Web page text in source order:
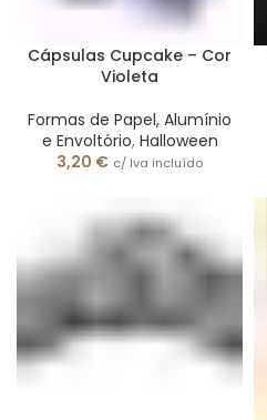
Cápsulas Cupcake – Cor
Violeta
Formas de Papel, Alumínio
e Envoltório, Halloween
3,20 € c/ Iva incluído